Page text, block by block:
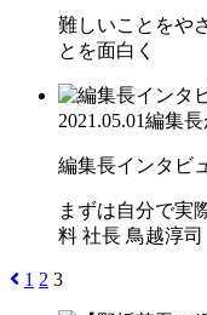
難しいことをや
とを面白く
2021.05.01編集長
編集長インタビ
まずは自分で実
料 社長 鳥越淳
1 2 3